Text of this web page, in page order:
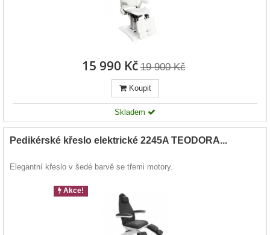
15 990 Kč 19 900 Kč
Koupit
Skladem
Pedikérské křeslo elektrické 2245A TEODORA...
Elegantní křeslo v šedé barvě se třemi motory.
Akce!